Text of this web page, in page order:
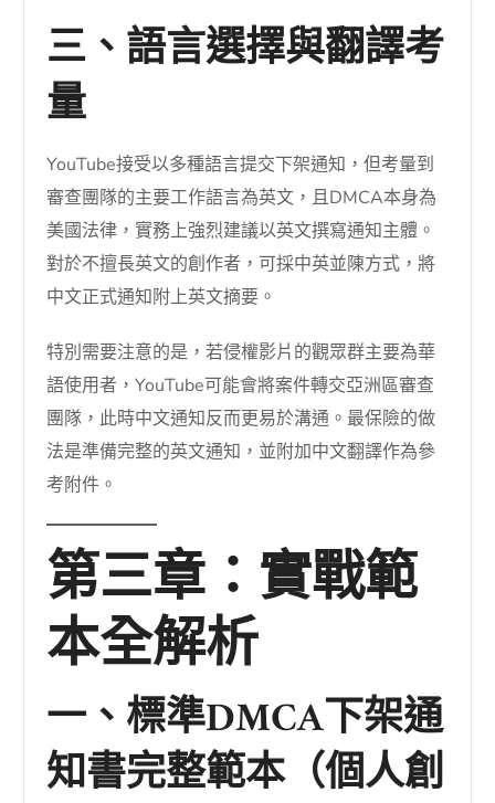
三、語言選擇與翻譯考
量
YouTube接受以多種語言提交下架通知，但考量到
審查團隊的主要工作語言為英文，且DMCA本身為
美國法律，實務上強烈建議以英文撰寫通知主體。
對於不擅長英文的創作者，可採中英並陳方式，將
中文正式通知附上英文摘要。
特別需要注意的是，若侵權影片的觀眾群主要為華
語使用者，YouTube可能會將案件轉交亞洲區審查
團隊，此時中文通知反而更易於溝通。最保險的做
法是準備完整的英文通知，並附加中文翻譯作為參
考附件。
第三章：實戰範
本全解析
一、標準DMCA下架通
知書完整範本（個人創